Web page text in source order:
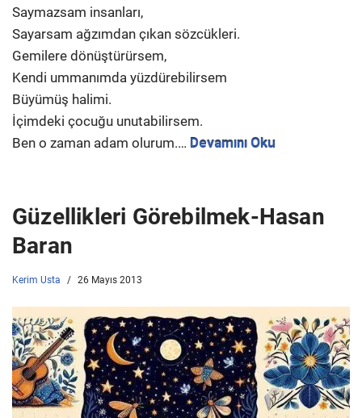
Saymazsam insanları,
Sayarsam ağzımdan çıkan sözcükleri.
Gemilere dönüştürürsem,
Kendi ummanımda yüzdürebilirsem
Büyümüş halimi.
İçimdeki çocuğu unutabilirsem.
Ben o zaman adam olurum.… Devamını Oku
Güzellikleri Görebilmek-Hasan
Baran
Kerim Usta 26 Mayıs 2013